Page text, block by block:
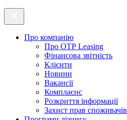
Про компанію
Про ОТР Leasing
Фінансова звітність
Клієнти
Новини
Вакансії
Комплаєнс
Розкриття інформації
Захист прав споживачів